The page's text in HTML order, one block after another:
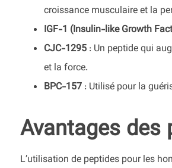
croissance musculaire et la
IGF-1 (Insulin-like Growth
CJC-1295: Un peptide qui
et la force.
BPC-157: Utilisé pour la
Avantages
L’utilisation de peptides pour les